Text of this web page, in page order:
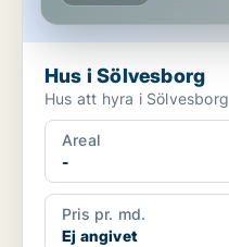
Hus i Sölvesborg
Hus att hyra i Sölvesborg
Areal
-
Pris pr. md.
Ej angivet